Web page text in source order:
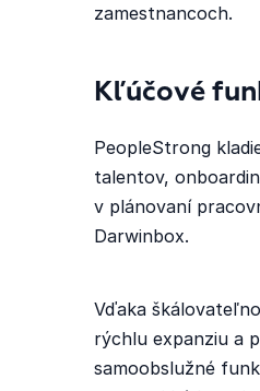
zamestnancoch.
Kľúčové
PeopleStrong
talentov,
v plánovaní
Darwinbox.
Vďaka
rýchlu expanziu a
samoobslužné